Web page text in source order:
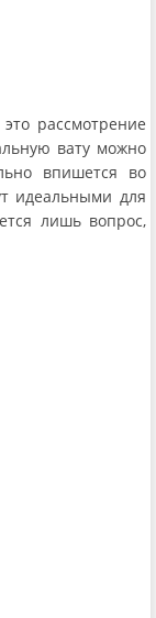
рассмотрение
вату можно
впишется во
идеальными для
лишь вопрос,